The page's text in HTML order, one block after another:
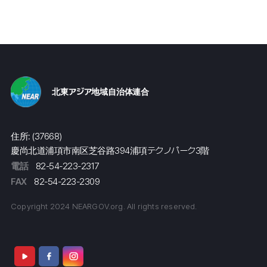
北東アジア地域自治体連合
住所: (37668)
慶尚北道浦項市南区芝谷路394浦項テクノパーク3階
電話
82-54-223-2317
FAX
82-54-223-2309
Copyright 2024 NEARGOV.org. All rights reserved.